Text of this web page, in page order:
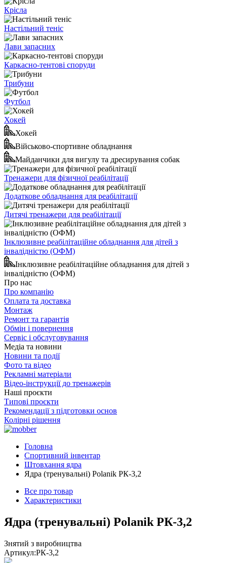
Крісла
Настільний теніс
Лави запасних
Каркасно-тентові споруди
Трибуни
Футбол
Хокей
Хокей
Військово-спортивне обладнання
Майданчики для вигулу та дресирування собак
Тренажери для фізичної реабілітації
Додаткове обладнання для реабілітації
Дитячі тренажери для реабілітації
Інклюзивне реабілітаційне обладнання для дітей з
інвалідністю (ОФМ)
Інклюзивне реабілітаційне обладнання для дітей з
інвалідністю (ОФМ)
Про нас
Про компанію
Оплата та доставка
Монтаж
Ремонт та гарантія
Обмін і повернення
Сервіс і обслуговування
Медіа та новини
Новини та події
Фото та відео
Рекламні матеріали
Відео-інструкції до тренажерів
Наші проєкти
Типові проєкти
Рекомендації з підготовки основ
Колірні рішення
Головна
Спортивний інвентар
Штовхання ядра
Ядра (тренувальні) Polanik РК-3,2
Все про товар
Характеристики
Ядра (тренувальні) Polanik РК-3,2
Знятий з виробництва
Артикул:РК-3,2